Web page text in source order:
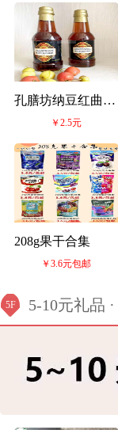
孔膳坊纳豆红曲沙
￥2.5元
208g果干合集
￥3.6元包邮
5F 5-10元礼品 ·